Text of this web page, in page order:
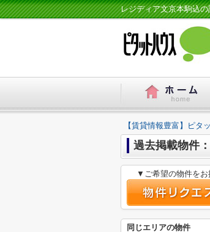
レジディア文京本駒込
【賃貸情報豊富】ピタ
過去掲載物件
▼ご希望の物件をお
同じエリアの物件